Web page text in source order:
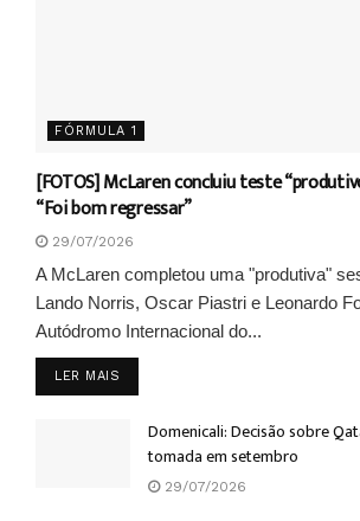
FÓRMULA 1
[FOTOS] McLaren concluiu teste
“Foi bom regressar”
29/07/2026
A McLaren completou uma "produtiva"
Lando Norris, Oscar Piastri e Leonardo
Autódromo Internacional do...
LER MAIS
Domenicali: Decisão sobre
tomada em setembro
29/07/2026